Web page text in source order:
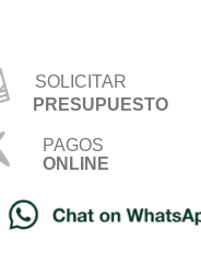
SOLICITAR
PRESUPUESTO
PAGOS
ONLINE